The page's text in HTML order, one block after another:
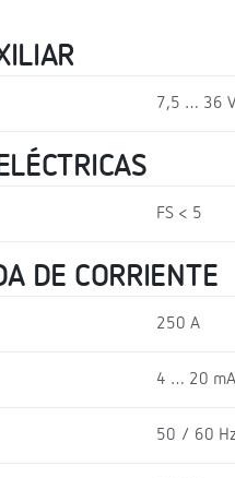
7,5 … 36
FS < 5
DE CORRIENTE
250 A
4 … 20 mA
50 / 60